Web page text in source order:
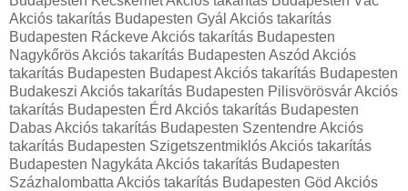
Akciós takarítás Budapesten Gyál Akciós takarítás
Budapesten Ráckeve Akciós takarítás Budapesten
Nagykőrös Akciós takarítás Budapesten Aszód Akciós
takarítás Budapesten Budapest Akciós takarítás Budapesten
Budakeszi Akciós takarítás Budapesten Pilisvörösvár Akciós
takarítás Budapesten Érd Akciós takarítás Budapesten
Dabas Akciós takarítás Budapesten Szentendre Akciós
takarítás Budapesten Szigetszentmiklós Akciós takarítás
Budapesten Nagykáta Akciós takarítás Budapesten
Százhalombatta Akciós takarítás Budapesten Göd Akciós